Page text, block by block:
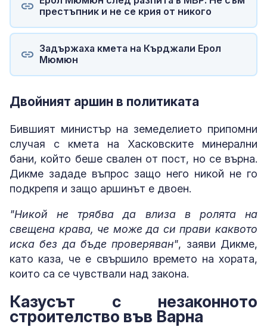
престъпник и не се крия от никого
Задържаха кмета на Кърджали Ерол
Мюмюн
Двойният аршин в политиката
Бившият министър на земеделието припомни
случая с кмета на Хасковските минерални
бани, който беше свален от пост, но се върна.
Дикме зададе въпрос защо него никой не го
подкрепя и защо аршинът е двоен.
"Никой не трябва да влиза в ролята на
свещена крава, че може да си прави каквото
иска без да бъде проверяван", заяви Дикме,
като каза, че е свършило времето на хората,
които са се чувствали над закона.
Казусът с незаконното
строителство във Варна